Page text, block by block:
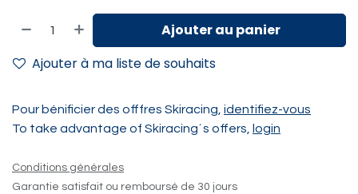
Ajouter au panier
Ajouter à ma liste de souhaits
Pour bénificier des offfres Skiracing, identifiez-vous
To take advantage of Skiracing´s offers,
login
Conditions générales
Garantie satisfait ou remboursé de 30 jours